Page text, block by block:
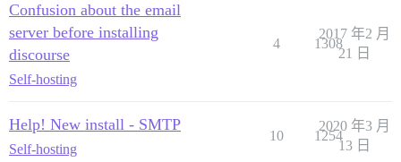
Confusion about the email
server before installing
discourse
Self-hosting
4 1308
2017 年2 月
21 日
Help! New install - SMTP
Self-hosting
10 1254
2020 年3 月
13 日